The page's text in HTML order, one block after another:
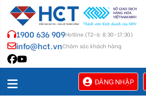
1900 636 909Hotline (T2–6: 8:30–17:30)
info@hct.vnChăm sóc khách hàng
ĐĂNG NHẬP